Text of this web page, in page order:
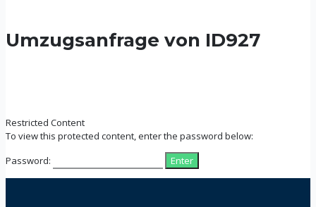
Umzugsanfrage von ID927
Restricted Content
To view this protected content, enter the password below:
Password: